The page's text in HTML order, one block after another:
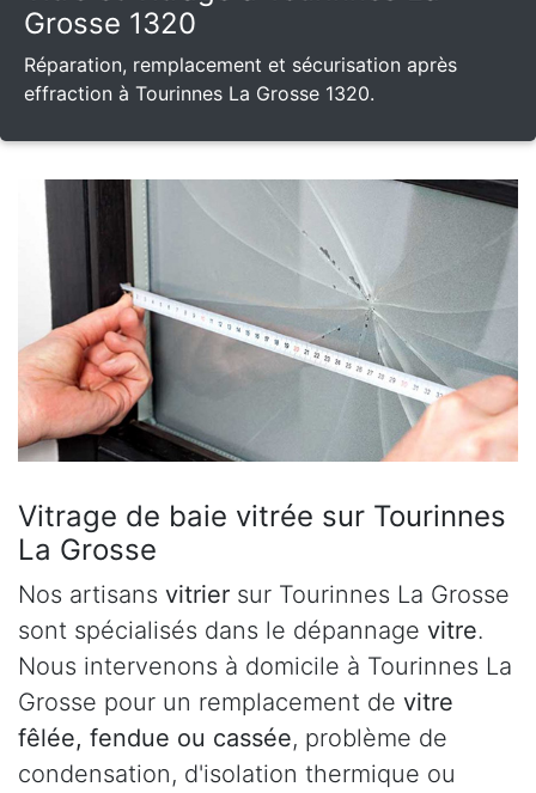
Grosse 1320
Réparation, remplacement et sécurisation après
effraction à Tourinnes La Grosse 1320.
Vitrage de baie vitrée sur Tourinnes
La Grosse
Nos artisans vitrier sur Tourinnes La Grosse
sont spécialisés dans le dépannage vitre.
Nous intervenons à domicile à Tourinnes La
Grosse pour un remplacement de vitre
fêlée, fendue ou cassée, problème de
condensation, d'isolation thermique ou